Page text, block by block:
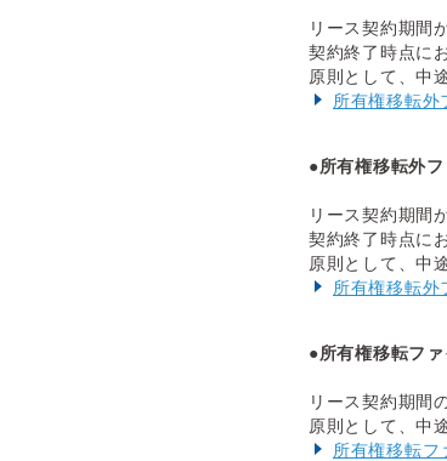
リース契約期間
契約終了時点に
原則として、中
所有権移転外
●所有権移転外
リース契約期間
契約終了時点に
原則として、中
所有権移転外
●所有権移転フ
リース契約期間
原則として、中
所有権移転フ